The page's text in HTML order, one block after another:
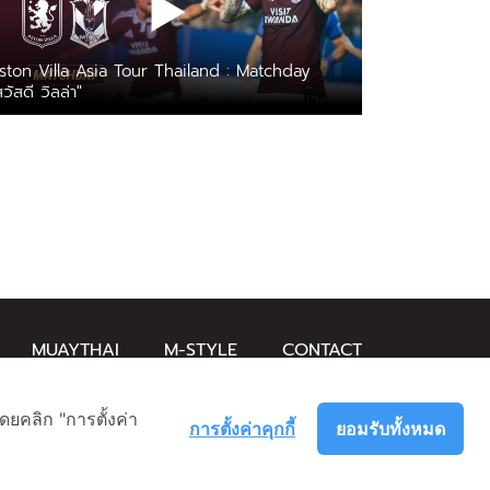
Villa Asia Tour Thailand : Matchday
สดี วิลล่า"
MUAYTHAI M-STYLE CONTACT
นโยบายความเป็นส่วนตัว
นโยบายคุกกี้
ยคลิก "การตั้งค่า ยอมรับทั้งหมด
การตั้งค่าคุกกี้